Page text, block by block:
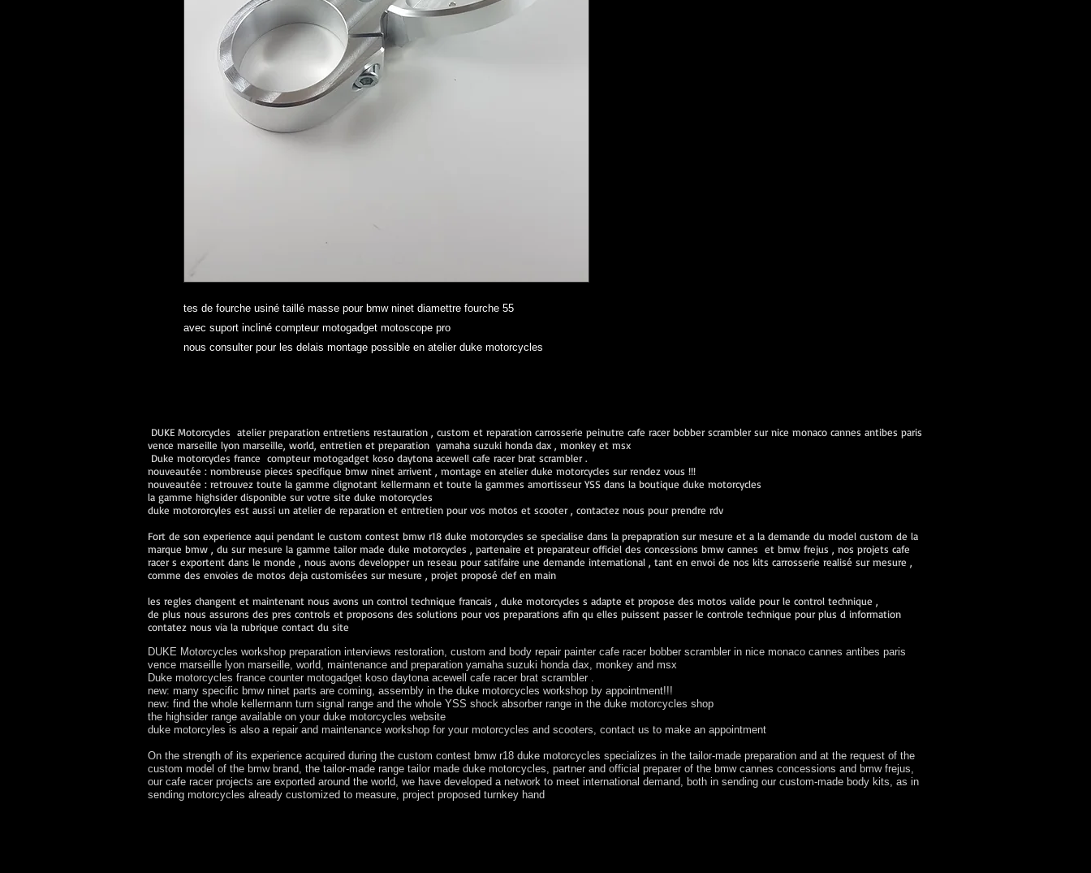
tes de fourche usiné taillé masse pour bmw ninet diamettre fourche 55
avec suport incliné compteur motogadget motoscope pro
nous consulter pour les delais montage possible en atelier duke motorcycles
DUKE Motorcycles atelier preparation entretiens restauration , custom et reparation carrosserie peinutre cafe racer bobber scrambler sur nice monaco cannes antibes paris
vence marseille lyon marseille, world, entretien et preparation yamaha suzuki honda dax , monkey et msx
Duke motorcycles france compteur motogadget koso daytona acewell cafe racer brat scrambler .
nouveautée : nombreuse pieces specifique bmw ninet arrivent , montage en atelier duke motorcycles sur rendez vous !!!
nouveautée : retrouvez toute la gamme clignotant kellermann et toute la gammes amortisseur YSS dans la boutique duke motorcycles
la gamme highsider disponible sur votre site duke motorcycles
duke motororcyles est aussi un atelier de reparation et entretien pour vos motos et scooter , contactez nous pour prendre rdv
Fort de son experience aqui pendant le custom contest bmw r18 duke motorcycles se specialise dans la prepapration sur mesure et a la demande du model custom de la
marque bmw , du sur mesure la gamme tailor made duke motorcycles , partenaire et preparateur officiel des concessions bmw cannes et bmw frejus , nos projets cafe
racer s exportent dans le monde , nous avons developper un reseau pour satifaire une demande international , tant en envoi de nos kits carrosserie realisé sur mesure ,
comme des envoies de motos deja customisées sur mesure , projet proposé clef en main
les regles changent et maintenant nous avons un control technique francais , duke motorcycles s adapte et propose des motos valide pour le control technique ,
de plus nous assurons des pres controls et proposons des solutions pour vos preparations afin qu elles puissent passer le controle technique pour plus d information
contatez nous via la rubrique contact du site
DUKE Motorcycles workshop preparation interviews restoration, custom and body repair painter cafe racer bobber scrambler in nice monaco cannes antibes paris
vence marseille lyon marseille, world, maintenance and preparation yamaha suzuki honda dax, monkey and msx
Duke motorcycles france counter motogadget koso daytona acewell cafe racer brat scrambler .
new: many specific bmw ninet parts are coming, assembly in the duke motorcycles workshop by appointment!!!
new: find the whole kellermann turn signal range and the whole YSS shock absorber range in the duke motorcycles shop
the highsider range available on your duke motorcycles website
duke motorcyles is also a repair and maintenance workshop for your motorcycles and scooters, contact us to make an appointment
On the strength of its experience acquired during the custom contest bmw r18 duke motorcycles specializes in the tailor-made preparation and at the request of the
custom model of the bmw brand, the tailor-made range tailor made duke motorcycles, partner and official preparer of the bmw cannes concessions and bmw frejus,
our cafe racer projects are exported around the world, we have developed a network to meet international demand, both in sending our custom-made body kits, as in
sending motorcycles already customized to measure, project proposed turnkey hand